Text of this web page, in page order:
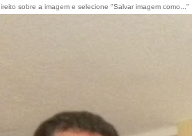
sobre a imagem e selecione "Salvar imagem como..."